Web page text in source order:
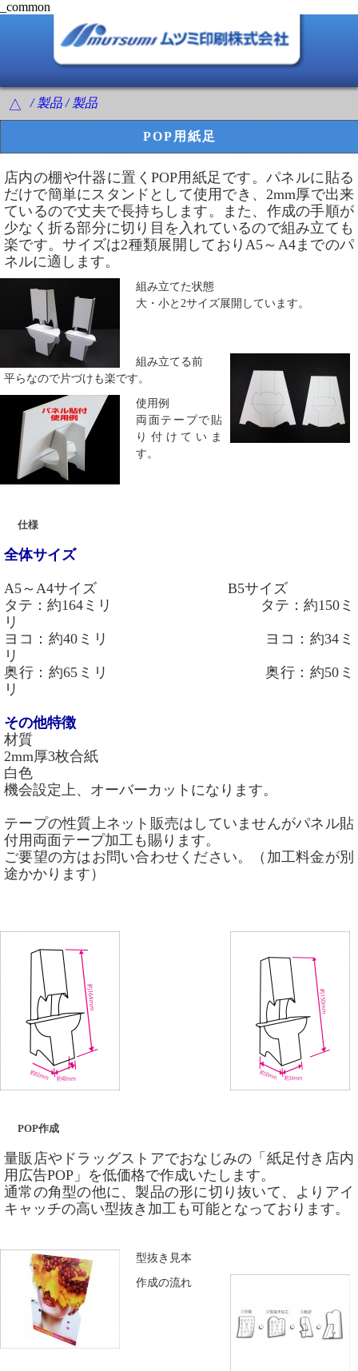
_common
△ / 製品 / 製品
POP用紙足
店内の棚や什器に置くPOP用紙足です。パネルに貼る
だけで簡単にスタンドとして使用でき、2mm厚で出来
ているので丈夫で長持ちします。また、作成の手順が
少なく折る部分に切り目を入れているので組み立ても
楽です。サイズは2種類展開しておりA5～A4までのパ
ネルに適します。
組み立てた状態
大・小と2サイズ展開しています。
組み立てる前
平らなので片づけも楽です。
使用例
両面テープで貼
り付けていま
す。
仕様
全体サイズ
A5～A4サイズ
B5サイズ
タテ：約164ミリ
タテ：約150ミ
リ
ヨコ：約40ミリ
ヨコ：約34ミ
リ
奥行：約65ミリ
奥行：約50ミ
リ
その他特徴
材質
2mm厚3枚合紙
白色
機会設定上、オーバーカットになります。
テープの性質上ネット販売はしていませんがパネル貼
付用両面テープ加工も賜ります。
ご要望の方はお問い合わせください。（加工料金が別
途かかります）
POP作成
量販店やドラッグストアでおなじみの「紙足付き店内
用広告POP」を低価格で作成いたします。
通常の角型の他に、製品の形に切り抜いて、よりアイ
キャッチの高い型抜き加工も可能となっております。
型抜き見本
作成の流れ